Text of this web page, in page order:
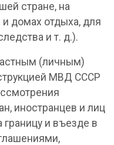
стране, на
домах отдыха, для
и т. д.).
(личным)
МВД СССР
иностранцев и лиц
и въезде в